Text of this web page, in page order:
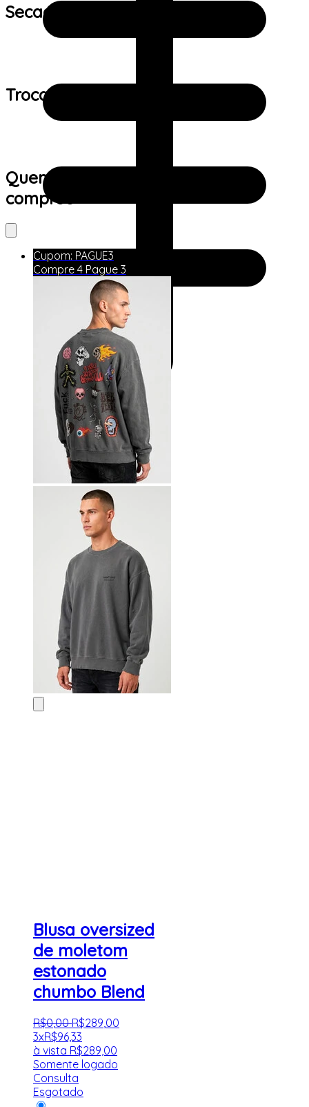
Secagem:
Trocas e devoluções:
Quem viu este produto também
comprou
Blusa oversized
de moletom
estonado
chumbo Blend
R$0,00 R$289,00
3xR$96,33
à vista R$289,00
Somente logado
Consulta
Esgotado